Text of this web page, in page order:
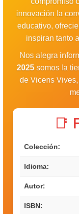
innovación la
educativo,
inspiran tanto
Nos alegra
2025 somos la
de Vicens
📑
Colección:
Idioma:
Autor:
ISBN: